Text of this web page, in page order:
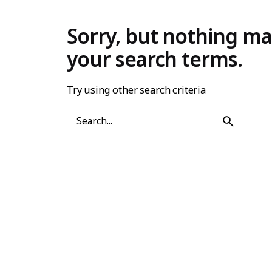
Sorry, but nothing
your search terms.
Try using other search criteria
Search
for